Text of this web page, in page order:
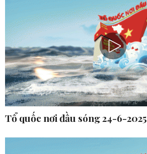
Tổ quốc nơi đầu sóng 24-6-2025